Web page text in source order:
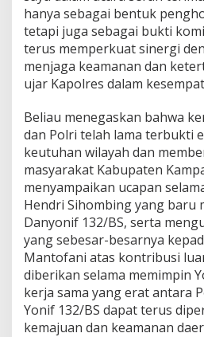
p
o
r
i
P
r
k
u
a
t
K
e
a
m
a
n
a
D
a
e
hanya sebagai bentuk
tetapi juga sebagai bukti
terus memperkuat sinergi
menjaga keamanan dan
ujar Kapolres dalam
Beliau menegaskan bahwa
dan Polri telah lama terbukti
keutuhan wilayah dan
masyarakat Kabupaten
menyampaikan ucapan
Hendri Sihombing yang baru
Danyonif 132/BS, serta
yang sebesar-besarnya
Mantofani atas kontribusi
diberikan selama memimpin
kerja sama yang erat antara
Yonif 132/BS dapat terus
kemajuan dan keamanan